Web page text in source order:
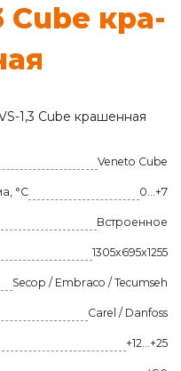
Cube кра­
Veneto Cube
°C 0…+7
Встроенное
1305x695x1255
Secop / Embraco / Tecumseh
Carel / Danfoss
+12…+25